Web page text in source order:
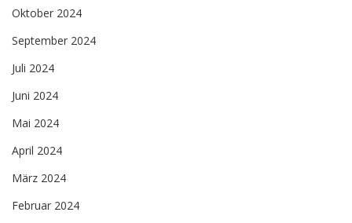
Oktober 2024
September 2024
Juli 2024
Juni 2024
Mai 2024
April 2024
März 2024
Februar 2024